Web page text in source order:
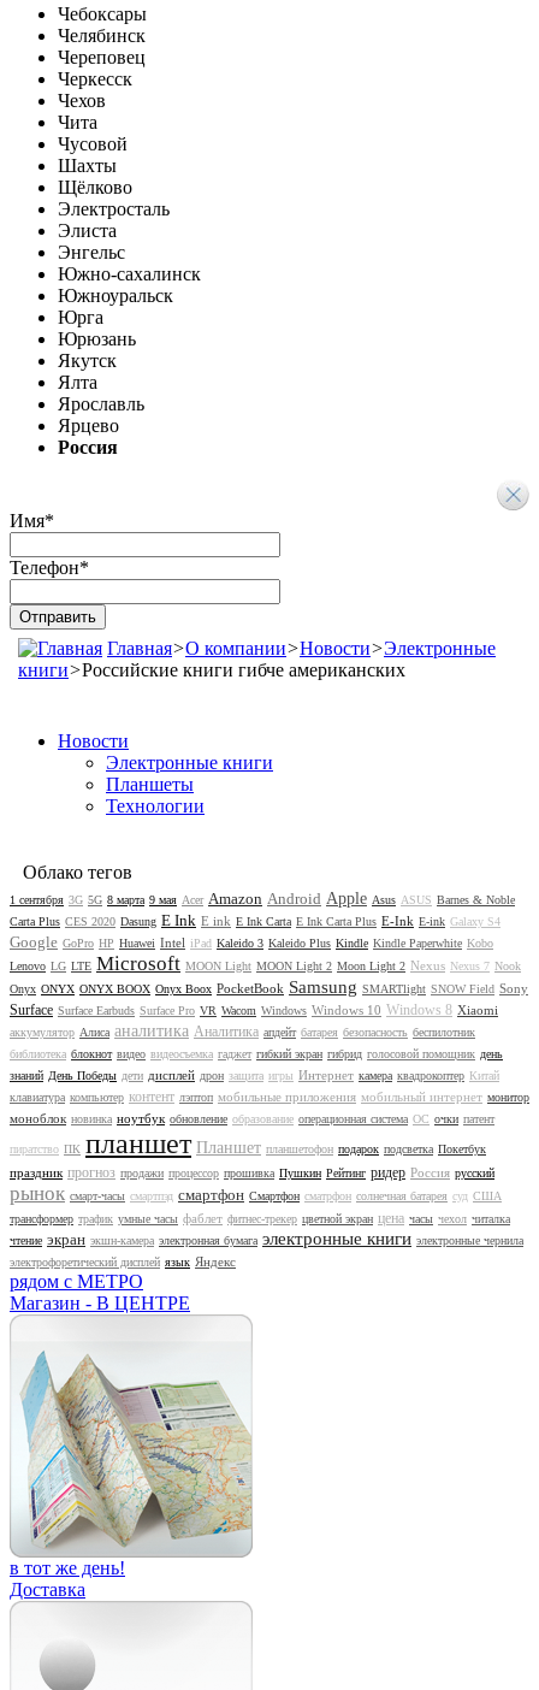
Чебоксары
Челябинск
Череповец
Черкесск
Чехов
Чита
Чусовой
Шахты
Щёлково
Электросталь
Элиста
Энгельс
Южно-сахалинск
Южноуральск
Юрга
Юрюзань
Якутск
Ялта
Ярославль
Ярцево
Россия
Имя*
Телефон*
Главная>О компании>Новости>Электронные
книги>Российские книги гибче американских
Новости
Электронные книги
Планшеты
Технологии
Облако тегов
1 сентября 3G 5G 8 марта 9 мая Acer Amazon Android Apple Asus ASUS Barnes & Noble
Carta Plus CES 2020 Dasung E Ink E ink E Ink Carta E Ink Carta Plus E-Ink E-ink Galaxy S4
Google GoPro HP Huawei Intel iPad Kaleido 3 Kaleido Plus Kindle Kindle Paperwhite Kobo
Lenovo LG LTE Microsoft MOON Light MOON Light 2 Moon Light 2 Nexus Nexus 7 Nook
Onyx ONYX ONYX BOOX Onyx Boox PocketBook Samsung SMARTlight SNOW Field Sony
Surface Surface Earbuds Surface Pro VR Wacom Windows Windows 10 Windows 8 Xiaomi
аккумулятор Алиса аналитика Аналитика апдейт батарея безопасность беспилотник
библиотека блокнот видео видеосъемка гаджет гибкий экран гибрид голосовой помощник день
знаний День Победы дети дисплей дрон защита игры Интернет камера квадрокоптер Китай
клавиатура компьютер контент лэптоп мобильные приложения мобильный интернет монитор
моноблок новинка ноутбук обновление образование операционная система ОС очки патент
пиратство ПК планшет Планшет планшетофон подарок подсветка Покетбук
праздник прогноз продажи процессор прошивка Пушкин Рейтинг ридер Россия русский
рынок смарт-часы смартпэд смартфон Смартфон сматрфон солнечная батарея суд США
трансформер трафик умные часы фаблет фитнес-трекер цветной экран цена часы чехол читалка
чтение экран экшн-камера электронная бумага электронные книги электронные чернила
электрофоретический дисплей язык Яндекс
рядом с МЕТРО
Магазин - В ЦЕНТРЕ
в тот же день!
Доставка